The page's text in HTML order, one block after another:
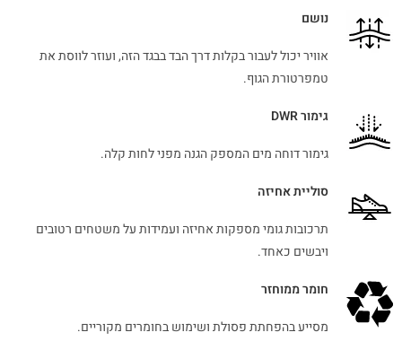
נושם
אוויר יכול לעבור בקלות דרך הבד בבגד הזה, ועוזר לווסת את
טמפרטורת הגוף.
גימור DWR
גימור דוחה מים המספק הגנה מפני לחות קלה.
סוליית אחיזה
תרכובות גומי מספקות אחיזה ועמידות על משטחים רטובים
ויבשים כאחד.
חומר ממוחזר
מסייע בהפחתת פסולת ושימוש בחומרים מקוריים.